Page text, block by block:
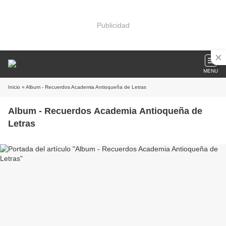
Publicidad
MENU
Inicio » Album - Recuerdos Academia Antioqueña de Letras
Album - Recuerdos Academia Antioqueña de
Letras